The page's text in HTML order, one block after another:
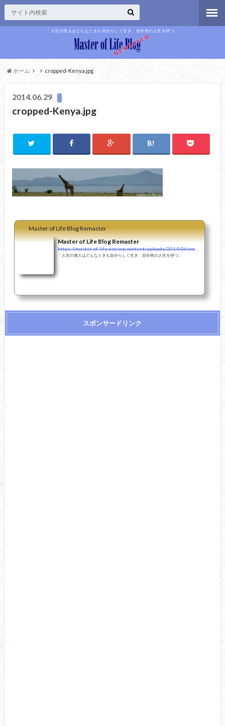
「人生の達人はどんなときも自分らしく生き、自分色の人生を持つ」
ホーム cropped-Kenya.jpg
2014.06.29
cropped-Kenya.jpg
Master of Life Blog Remaster
Master of Life Blog Remaster
https://master-of-life.net/wp-content/uploads/2014/06/cropped-Kenya.jpg
「人生の達人はどんなときも自分らしく生き、自分色の人生を持つ」
スポンサードリンク